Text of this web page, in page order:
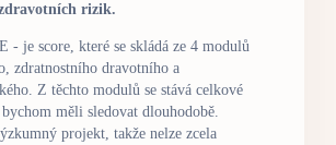
rizik.
- je score, které se skládá ze 4 modulů
zdratnostního dravotního a
Z těchto modulů se stává celkové
měli sledovat dlouhodobě.
projekt, takže nelze zcela